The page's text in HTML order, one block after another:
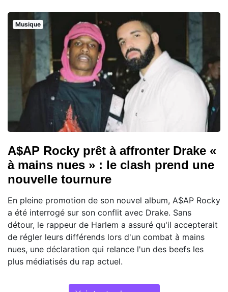
Musique
A$AP Rocky prêt à affronter Drake «
à mains nues » : le clash prend une
nouvelle tournure
En pleine promotion de son nouvel album, A$AP Rocky
a été interrogé sur son conflit avec Drake. Sans
détour, le rappeur de Harlem a assuré qu'il accepterait
de régler leurs différends lors d'un combat à mains
nues, une déclaration qui relance l'un des beefs les
plus médiatisés du rap actuel.